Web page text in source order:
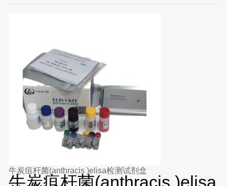
牛炭疽杆菌(anthracis )elisa检测试剂盒
牛炭疽杆菌(anthracis )elisa